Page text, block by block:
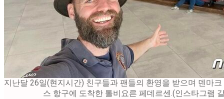
지난달 26일(현지시간) 친구들과 팬들의 환영을 받으며 덴마
스 항구에 도착한 톨비요른 페데르센.(인스타그램